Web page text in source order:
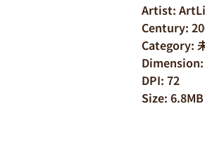
Artist:
Century:
Category:
DPI: 72
Size: 6.8MB